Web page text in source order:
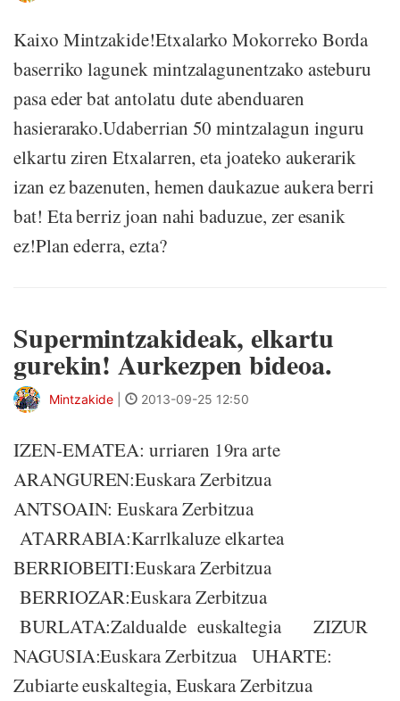
Kaixo Mintzakide!Etxalarko Mokorreko Borda
baserriko lagunek mintzalagunentzako asteburu
pasa eder bat antolatu dute abenduaren
hasierarako.Udaberrian 50 mintzalagun inguru
elkartu ziren Etxalarren, eta joateko aukerarik
izan ez bazenuten, hemen daukazue aukera berri
bat! Eta berriz joan nahi baduzue, zer esanik
ez!Plan ederra, ezta?
Supermintzakideak, elkartu
gurekin! Aurkezpen bideoa.
Mintzakide 2013-09-25 12:50
IZEN-EMATEA: urriaren 19ra arte
ARANGUREN:Euskara Zerbitzua
ANTSOAIN: Euskara Zerbitzua
ATARRABIA:Karrlkaluze elkartea
BERRIOBEITI:Euskara Zerbitzua
BERRIOZAR:Euskara Zerbitzua
BURLATA:Zaldualde euskaltegia ZIZUR
NAGUSIA:Euskara Zerbitzua UHARTE:
Zubiarte euskaltegia, Euskara Zerbitzua